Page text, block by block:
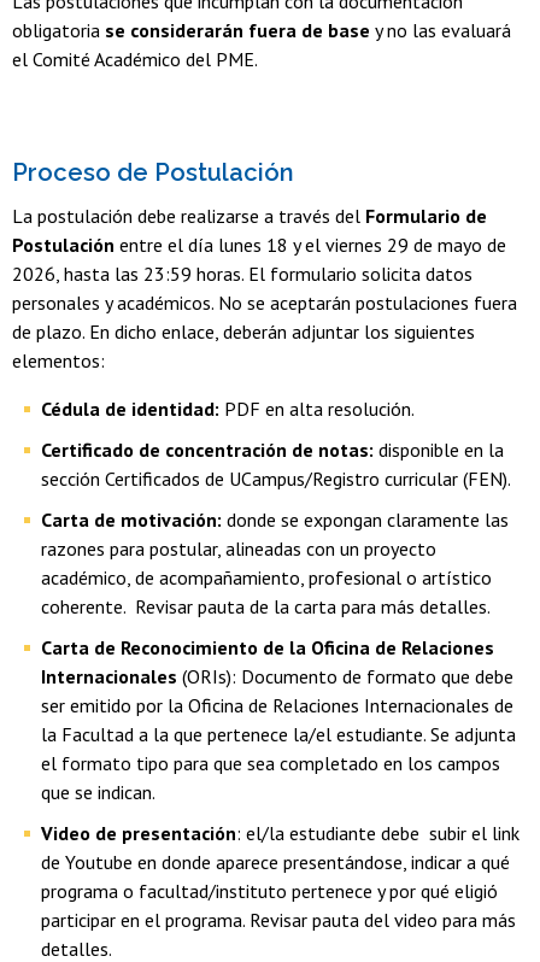
obligatoria se considerarán fuera de base y no las evaluará
el Comité Académico del PME.
Proceso de Postulación
La postulación debe realizarse a través del Formulario de
Postulación entre el día lunes 18 y el viernes 29 de mayo de
2026, hasta las 23:59 horas. El formulario solicita datos
personales y académicos. No se aceptarán postulaciones fuera
de plazo. En dicho enlace, deberán adjuntar los siguientes
elementos:
Cédula de identidad: PDF en alta resolución.
Certificado de concentración de notas: disponible en la
sección Certificados de UCampus/Registro curricular (FEN).
Carta de motivación: donde se expongan claramente las
razones para postular, alineadas con un proyecto
académico, de acompañamiento, profesional o artístico
coherente. Revisar pauta de la carta para más detalles.
Carta de Reconocimiento de la Oficina de Relaciones
Internacionales (ORIs): Documento de formato que debe
ser emitido por la Oficina de Relaciones Internacionales de
la Facultad a la que pertenece la/el estudiante. Se adjunta
el formato tipo para que sea completado en los campos
que se indican.
Video de presentación: el/la estudiante debe subir el link
de Youtube en donde aparece presentándose, indicar a qué
programa o facultad/instituto pertenece y por qué eligió
participar en el programa. Revisar pauta del video para más
detalles.